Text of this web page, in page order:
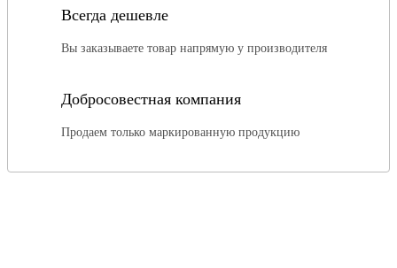
Всегда дешевле
Вы заказываете товар напрямую у производителя
Добросовестная компания
Продаем только маркированную продукцию